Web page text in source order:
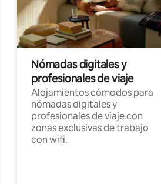
Nómadas digitales y
profesionales de viaje
Alojamientos cómodos para
nómadas digitales y
profesionales de viaje con
zonas exclusivas de trabajo
con wifi.